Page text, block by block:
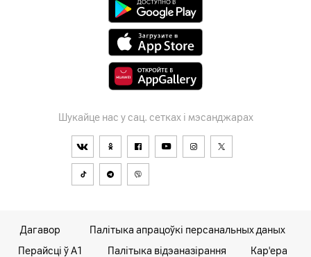
Шукайце нас у сац. сетках і мэсанджарах
Дагавор
Палітыка апрацоўкі персанальных даных
Перайсці ў А1
Палітыка відэаназірання Кар'ера